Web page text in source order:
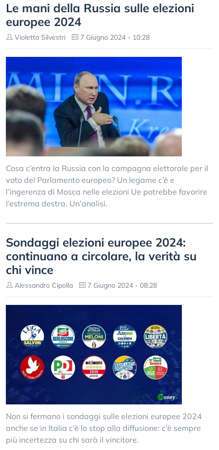
Le mani della Russia sulle elezioni
europee 2024
Violetta Silvestri 7 Giugno 2024 - 10:28
Cosa c’entra la Russia con la campagna elettorale per il
voto del Parlamento europeo? Un legame c’è e
l’ingerenza di Mosca nelle elezioni Ue potrebbe favorire
l’estrema destra. Un’analisi.
Sondaggi elezioni europee 2024:
continuano a circolare, la verità su
chi vince
Alessandro Cipolla 7 Giugno 2024 - 08:28
Non si fermano i sondaggi sulle elezioni europee 2024
anche se in Italia c’è lo stop alla diffusione: c’è sempre
più incertezza su chi sarà il vincitore.